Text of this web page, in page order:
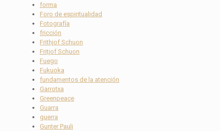
forma
Foro de espiritualidad
Fotografía
fricción
Frithjof Schuon
Fritjof Schuon
Fuego
Fukuoka
fundamentos de la atención
Garrotxa
Greenpeace
Guarra
guerra
Gunter Pauli